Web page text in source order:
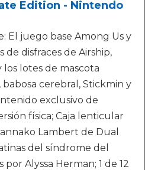
Edition - Nintendo
El juego base Among Us y
de disfraces de Airship,
los lotes de mascota
cerebral, Stickmin y
exclusivo de
física; Caja lenticular
Lambert de Dual
del síndrome del
Alyssa Herman; 1 de 12